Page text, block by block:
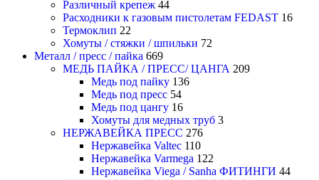
Различный крепеж 44
Расходники к газовым пистолетам FEDAST 16
Термоклип 22
Хомуты / стяжки / шпильки 72
Металл / пресс / пайка 669
МЕДЬ ПАЙКА / ПРЕСС/ ЦАНГА 209
Медь под пайку 136
Медь под пресс 54
Медь под цангу 16
Хомуты для медных труб 3
НЕРЖАВЕЙКА ПРЕСС 276
Нержавейка Valtec 110
Нержавейка Varmega 122
Нержавейка Viega / Sanha ФИТИНГИ 44